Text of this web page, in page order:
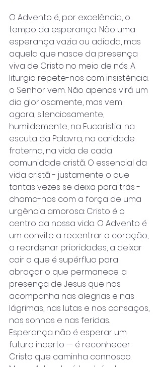
O Advento é, por excelência, o
tempo da esperança. Não uma
esperança vazia ou adiada, mas
aquela que nasce da presença
viva de Cristo no meio de nós. A
liturgia repete-nos com insistência:
o Senhor vem. Não apenas virá um
dia gloriosamente, mas vem
agora, silenciosamente,
humildemente, na Eucaristia, na
escuta da Palavra, na caridade
fraterna, na vida de cada
comunidade cristã. O essencial da
vida cristã - justamente o que
tantas vezes se deixa para trás -
chama-nos com a força de uma
urgência amorosa: Cristo é o
centro da nossa vida. O Advento é
um convite a recentrar o coração,
a reordenar prioridades, a deixar
cair o que é supérfluo para
abraçar o que permanece: a
presença de Jesus que nos
acompanha nas alegrias e nas
lágrimas, nas lutas e nos cansaços,
nos sonhos e nas feridas.
Esperança não é esperar um
futuro incerto — é reconhecer
Cristo que caminha connosco.